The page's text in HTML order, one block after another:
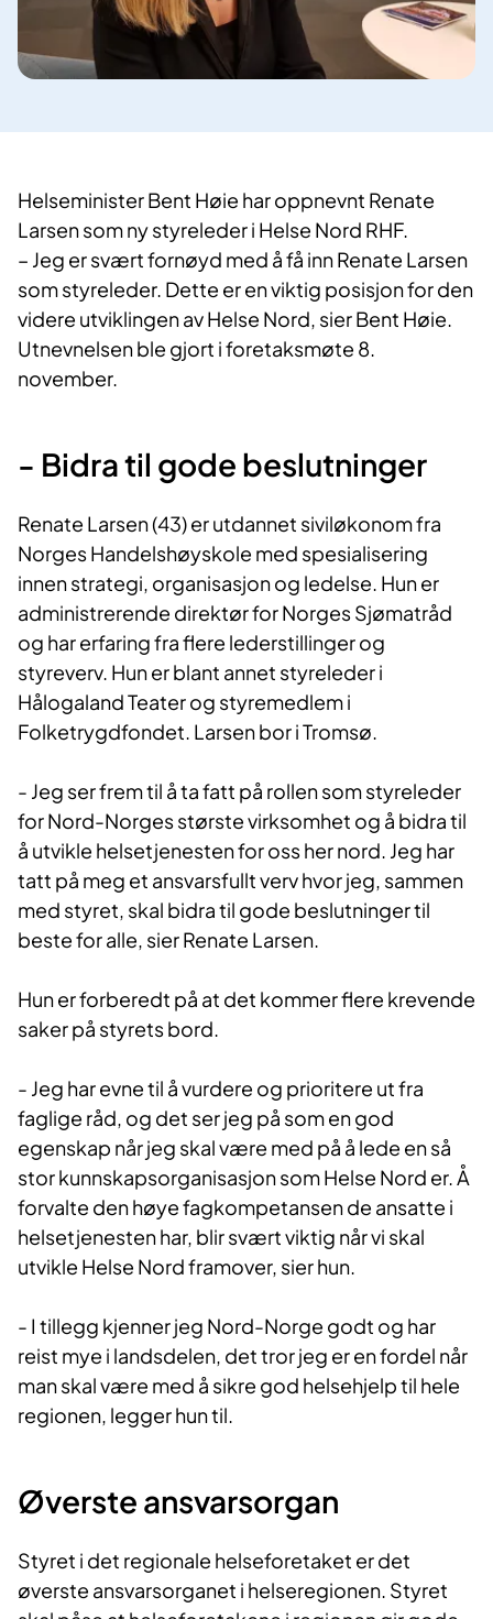
Helseminister Bent Høie har oppnevnt Renate
Larsen som ny styreleder i Helse Nord RHF.
– Jeg er svært fornøyd med å få inn Renate Larsen
som styreleder. Dette er en viktig posisjon for den
videre utviklingen av Helse Nord, sier Bent Høie.
Utnevnelsen ble gjort i foretaksmøte 8.
november.
- Bidra til gode beslutninger
Renate Larsen (43) er utdannet siviløkonom fra
Norges Handelshøyskole med spesialisering
innen strategi, organisasjon og ledelse. Hun er
administrerende direktør for Norges Sjømatråd
og har erfaring fra flere lederstillinger og
styreverv. Hun er blant annet styreleder i
Hålogaland Teater og styremedlem i
Folketrygdfondet. Larsen bor i Tromsø.
- Jeg ser frem til å ta fatt på rollen som styreleder
for Nord-Norges største virksomhet og å bidra til
å utvikle helsetjenesten for oss her nord. Jeg har
tatt på meg et ansvarsfullt verv hvor jeg, sammen
med styret, skal bidra til gode beslutninger til
beste for alle, sier Renate Larsen.
Hun er forberedt på at det kommer flere krevende
saker på styrets bord.
- Jeg har evne til å vurdere og prioritere ut fra
faglige råd, og det ser jeg på som en god
egenskap når jeg skal være med på å lede en så
stor kunnskapsorganisasjon som Helse Nord er. Å
forvalte den høye fagkompetansen de ansatte i
helsetjenesten har, blir svært viktig når vi skal
utvikle Helse Nord framover, sier hun.
- I tillegg kjenner jeg Nord-Norge godt og har
reist mye i landsdelen, det tror jeg er en fordel når
man skal være med å sikre god helsehjelp til hele
regionen, legger hun til.
Øverste ansvarsorgan
Styret i det regionale helseforetaket er det
øverste ansvarsorganet i helseregionen. Styret